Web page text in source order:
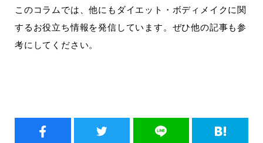
このコラムでは、他にもダイエット・ボディメイクに関
するお役立ち情報を発信しています。ぜひ他の記事も参
考にしてください。